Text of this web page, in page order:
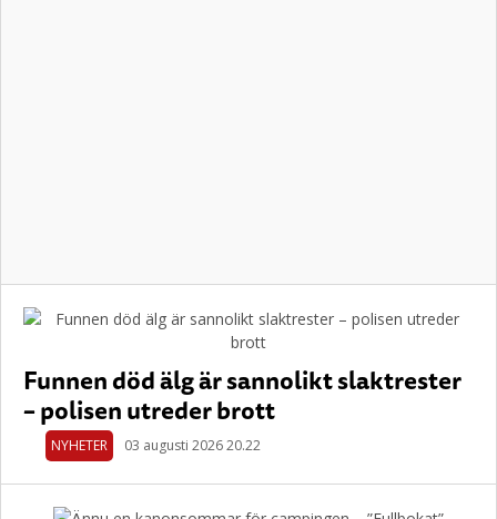
Funnen död älg är sannolikt slaktrester
– polisen utreder brott
NYHETER 03 augusti 2026 20.22